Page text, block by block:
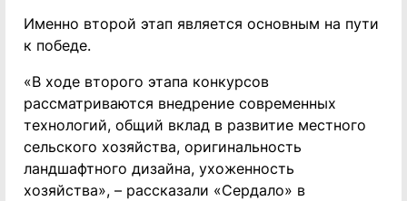
Именно второй этап является основным на пути
к победе.
«В ходе второго этапа конкурсов
рассматриваются внедрение современных
технологий, общий вклад в развитие местного
сельского хозяйства, оригинальность
ландшафтного дизайна, ухоженность
хозяйства», – рассказали «Сердало» в